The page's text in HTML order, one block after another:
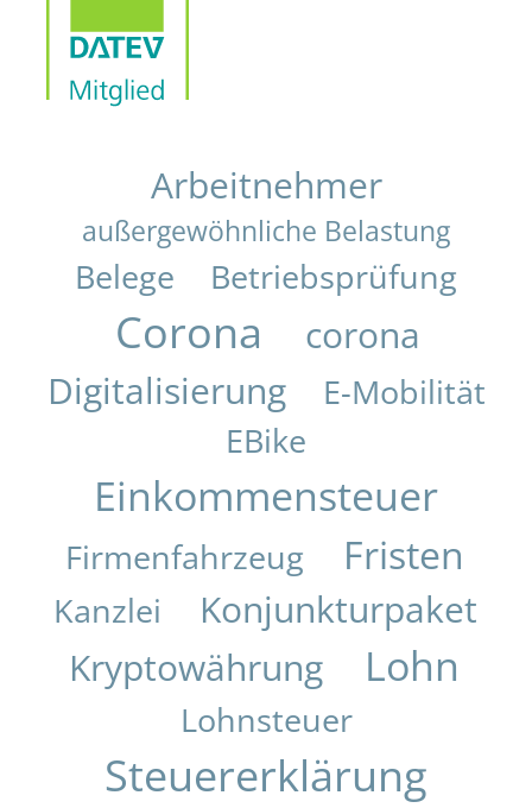
Arbeitnehmer
außergewöhnliche Belastung
Belege Betriebsprüfung
Corona
corona
Digitalisierung
E-Mobilität
EBike
Einkommensteuer
Firmenfahrzeug Fristen
Kanzlei
Konjunkturpaket
Kryptowährung
Lohn
Lohnsteuer
Steuererklärung